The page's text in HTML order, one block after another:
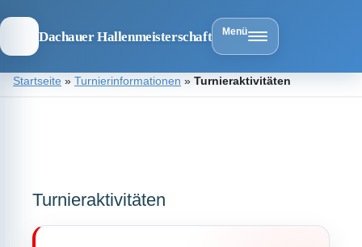
Dachauer Hallenmeisterschaft Menü
ZumStartseite » Turnierinformationen » Turnieraktivitäten
Turnieraktivitäten